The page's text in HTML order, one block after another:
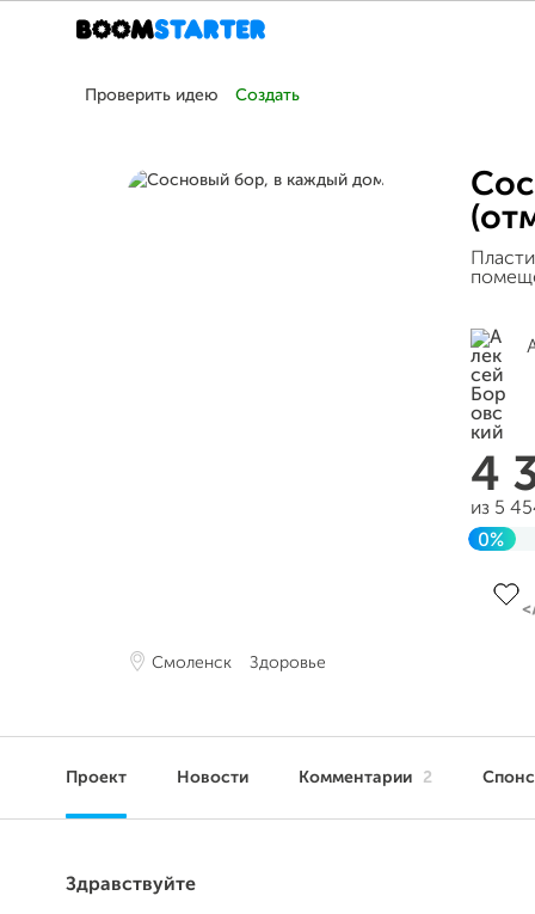
Проверить идею Создать
Смоленск Здоровье
4
из 5
0%
Проект Новости Комментарии 2
Здравствуйте